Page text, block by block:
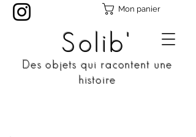
Mon panier
Solib'
Des objets qui racontent une
histoire